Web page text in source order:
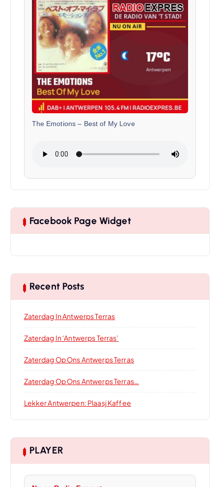
The Emotions – Best of My Love
Facebook Page Widget
Recent Posts
Zaterdag In Antwerps Terras
Zaterdag In ‘Antwerps Terras’
Zaterdag Op Ons Antwerps Terras
Zaterdag Op Ons Antwerps Terras…
Lekker Antwerpen: Plaasj Kaffee
PLAYER